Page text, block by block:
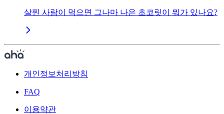
살찐 사람이 먹으면 그나마 나은 초코릿이 뭐가 있나요?
개인정보처리방침
FAQ
이용약관